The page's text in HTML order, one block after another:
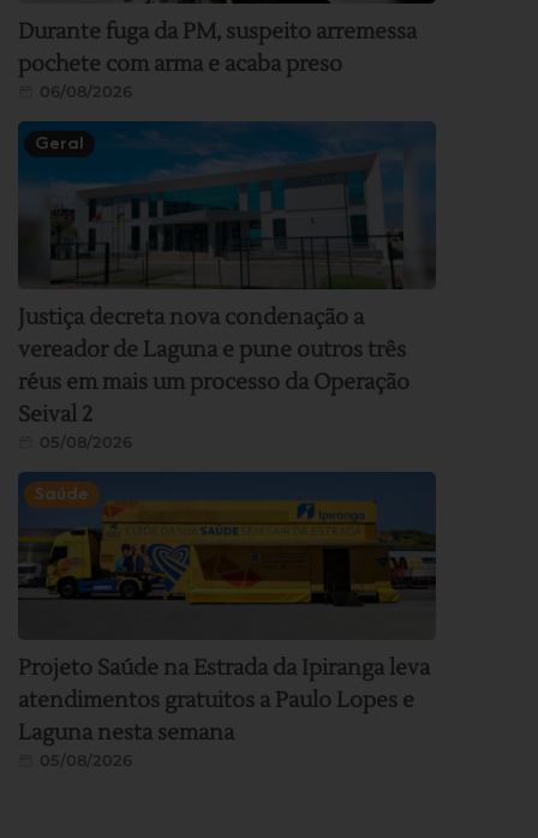
Durante fuga da PM, suspeito arremessa
pochete com arma e acaba preso
06/08/2026
Geral
Justiça decreta nova condenação a
vereador de Laguna e pune outros três
réus em mais um processo da Operação
Seival 2
05/08/2026
Saúde
Projeto Saúde na Estrada da Ipiranga leva
atendimentos gratuitos a Paulo Lopes e
Laguna nesta semana
05/08/2026